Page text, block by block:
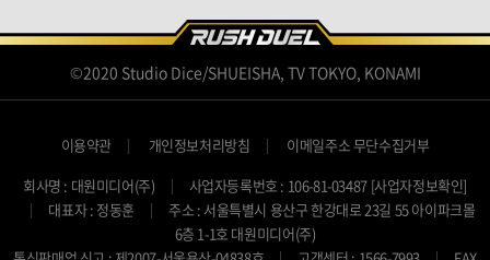
©2020 Studio Dice/SHUEISHA, TV TOKYO, KONAMI
이용약관 개인정보처리방침
이메일주소 무단수집거부
회사명 : 대원미디어(주)
사업자등록번호 : 106-81-03487 [사업자정보확인]
대표자 : 정동훈
주소 : 서울특별시 용산구 한강대로 23길 55 아이파크몰
6층 1-1호 대원미디어(주)